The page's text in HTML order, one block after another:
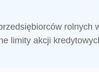
rolnych
limity akcji